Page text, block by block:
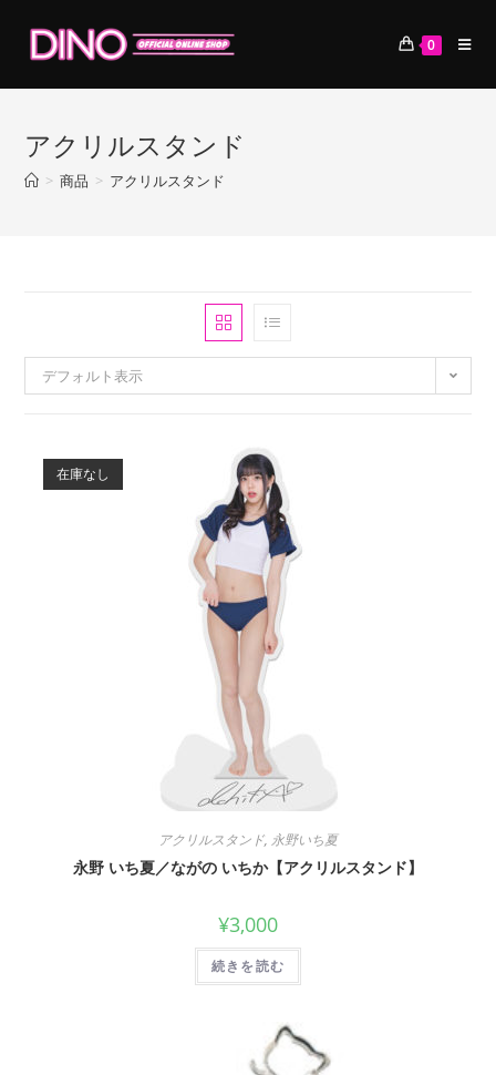
ン
0
アクリルスタンド
> 商品 > アクリルスタンド
デフォルト表示
在庫なし
アクリルスタンド, 永野いち夏
永野 いち夏／ながの いちか【アクリルスタンド】
¥3,000
続きを読む